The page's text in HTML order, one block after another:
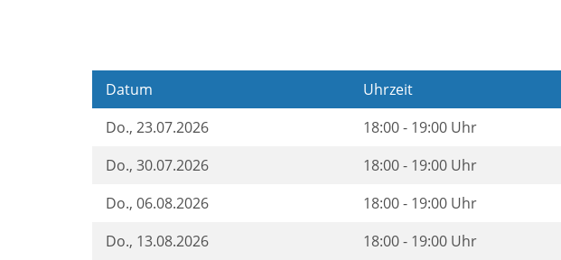
Datum Uhrzeit
Do., 23.07.2026 18:00 - 19:00 Uhr
Do., 30.07.2026 18:00 - 19:00 Uhr
Do., 06.08.2026 18:00 - 19:00 Uhr
Do., 13.08.2026 18:00 - 19:00 Uhr